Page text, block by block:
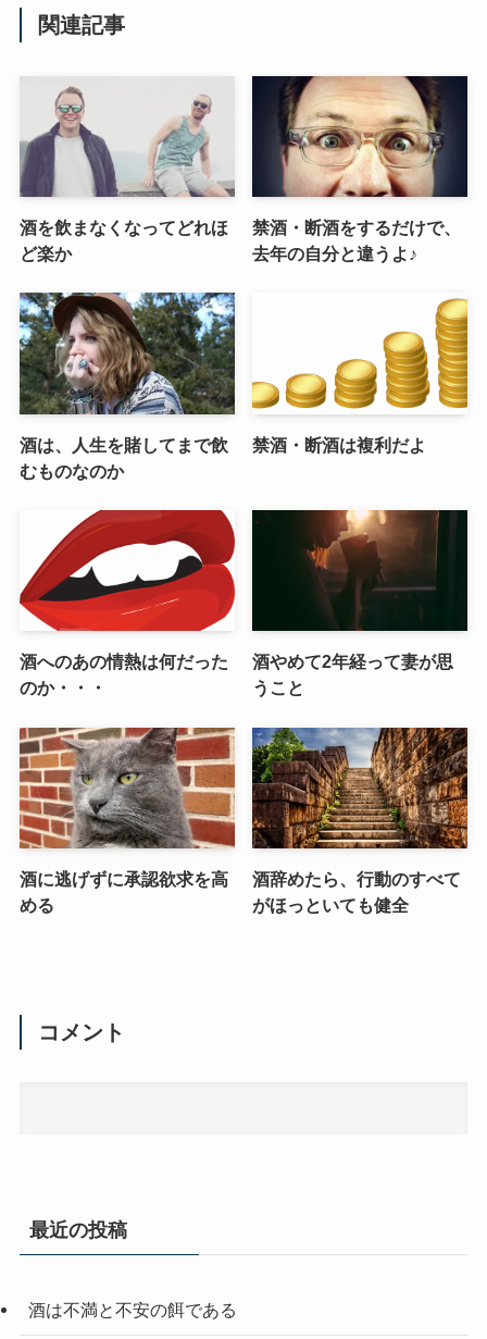
関連記事
酒を飲まなくなってどれほ
ど楽か
禁酒・断酒をするだけで、
去年の自分と違うよ♪
酒は、人生を賭してまで飲
むものなのか
禁酒・断酒は複利だよ
酒へのあの情熱は何だった
のか・・・
酒やめて2年経って妻が思
うこと
酒に逃げずに承認欲求を高
める
酒辞めたら、行動のすべて
がほっといても健全
コメント
最近の投稿
酒は不満と不安の餌である